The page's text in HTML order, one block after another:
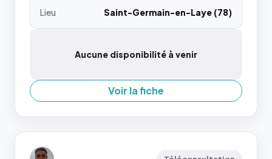
Lieu
Saint-Germain-en-Laye (78)
Aucune disponibilité à venir
Voir la fiche